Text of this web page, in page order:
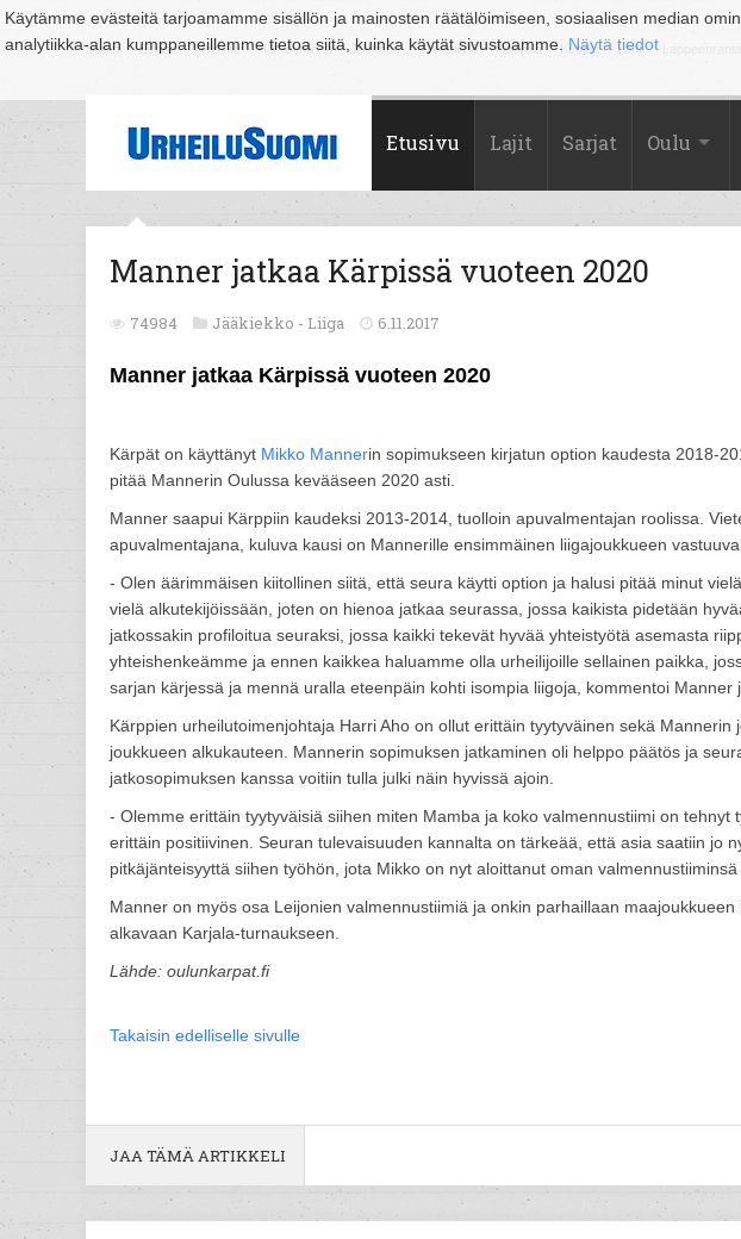
Käytämme evästeitä tarjoamamme sisällön ja mainosten räätälöimiseen, sosiaalisen median
analytiikka-alan kumppaneillemme tietoa siitä, kuinka käytät sivustoamme. Näytä tiedot
Suomi Espoo Helsinki Hämeenlinna Joensuu Jyväskylä Kouvola Kuopio Lahti
Etusivu Lajit Sarjat Oulu
Manner jatkaa Kärpissä vuoteen 2020
74984 Jääkiekko - Liiga 6.11.2017
Manner jatkaa Kärpissä vuoteen 2020
Kärpät on käyttänyt Mikko Mannerin sopimukseen kirjatun option kaudesta 2018-
pitää Mannerin Oulussa kevääseen 2020 asti.
Manner saapui Kärppiin kaudeksi 2013-2014, tuolloin apuvalmentajan roolissa.
apuvalmentajana, kuluva kausi on Mannerille ensimmäinen liigajoukkueen
- Olen äärimmäisen kiitollinen siitä, että seura käytti option ja halusi pitää minut
vielä alkutekijöissään, joten on hienoa jatkaa seurassa, jossa kaikista pidetään
jatkossakin profiloitua seuraksi, jossa kaikki tekevät hyvää yhteistyötä asemasta
yhteishenkeämme ja ennen kaikkea haluamme olla urheilijoille sellainen paikka,
sarjan kärjessä ja mennä uralla eteenpäin kohti isompia liigoja, kommentoi Manner
Kärppien urheilutoimenjohtaja Harri Aho on ollut erittäin tyytyväinen sekä
joukkueen alkukauteen. Mannerin sopimuksen jatkaminen oli helppo päätös ja
jatkosopimuksen kanssa voitiin tulla julki näin hyvissä ajoin.
- Olemme erittäin tyytyväisiä siihen miten Mamba ja koko valmennustiimi on tehnyt
erittäin positiivinen. Seuran tulevaisuuden kannalta on tärkeää, että asia saatiin jo
pitkäjänteisyyttä siihen työhön, jota Mikko on nyt aloittanut oman valmennustiiminsä
Manner on myös osa Leijonien valmennustiimiä ja onkin parhaillaan
alkavaan Karjala-turnaukseen.
Lähde: oulunkarpat.fi
Takaisin edelliselle sivulle
JAA TÄMÄ ARTIKKELI